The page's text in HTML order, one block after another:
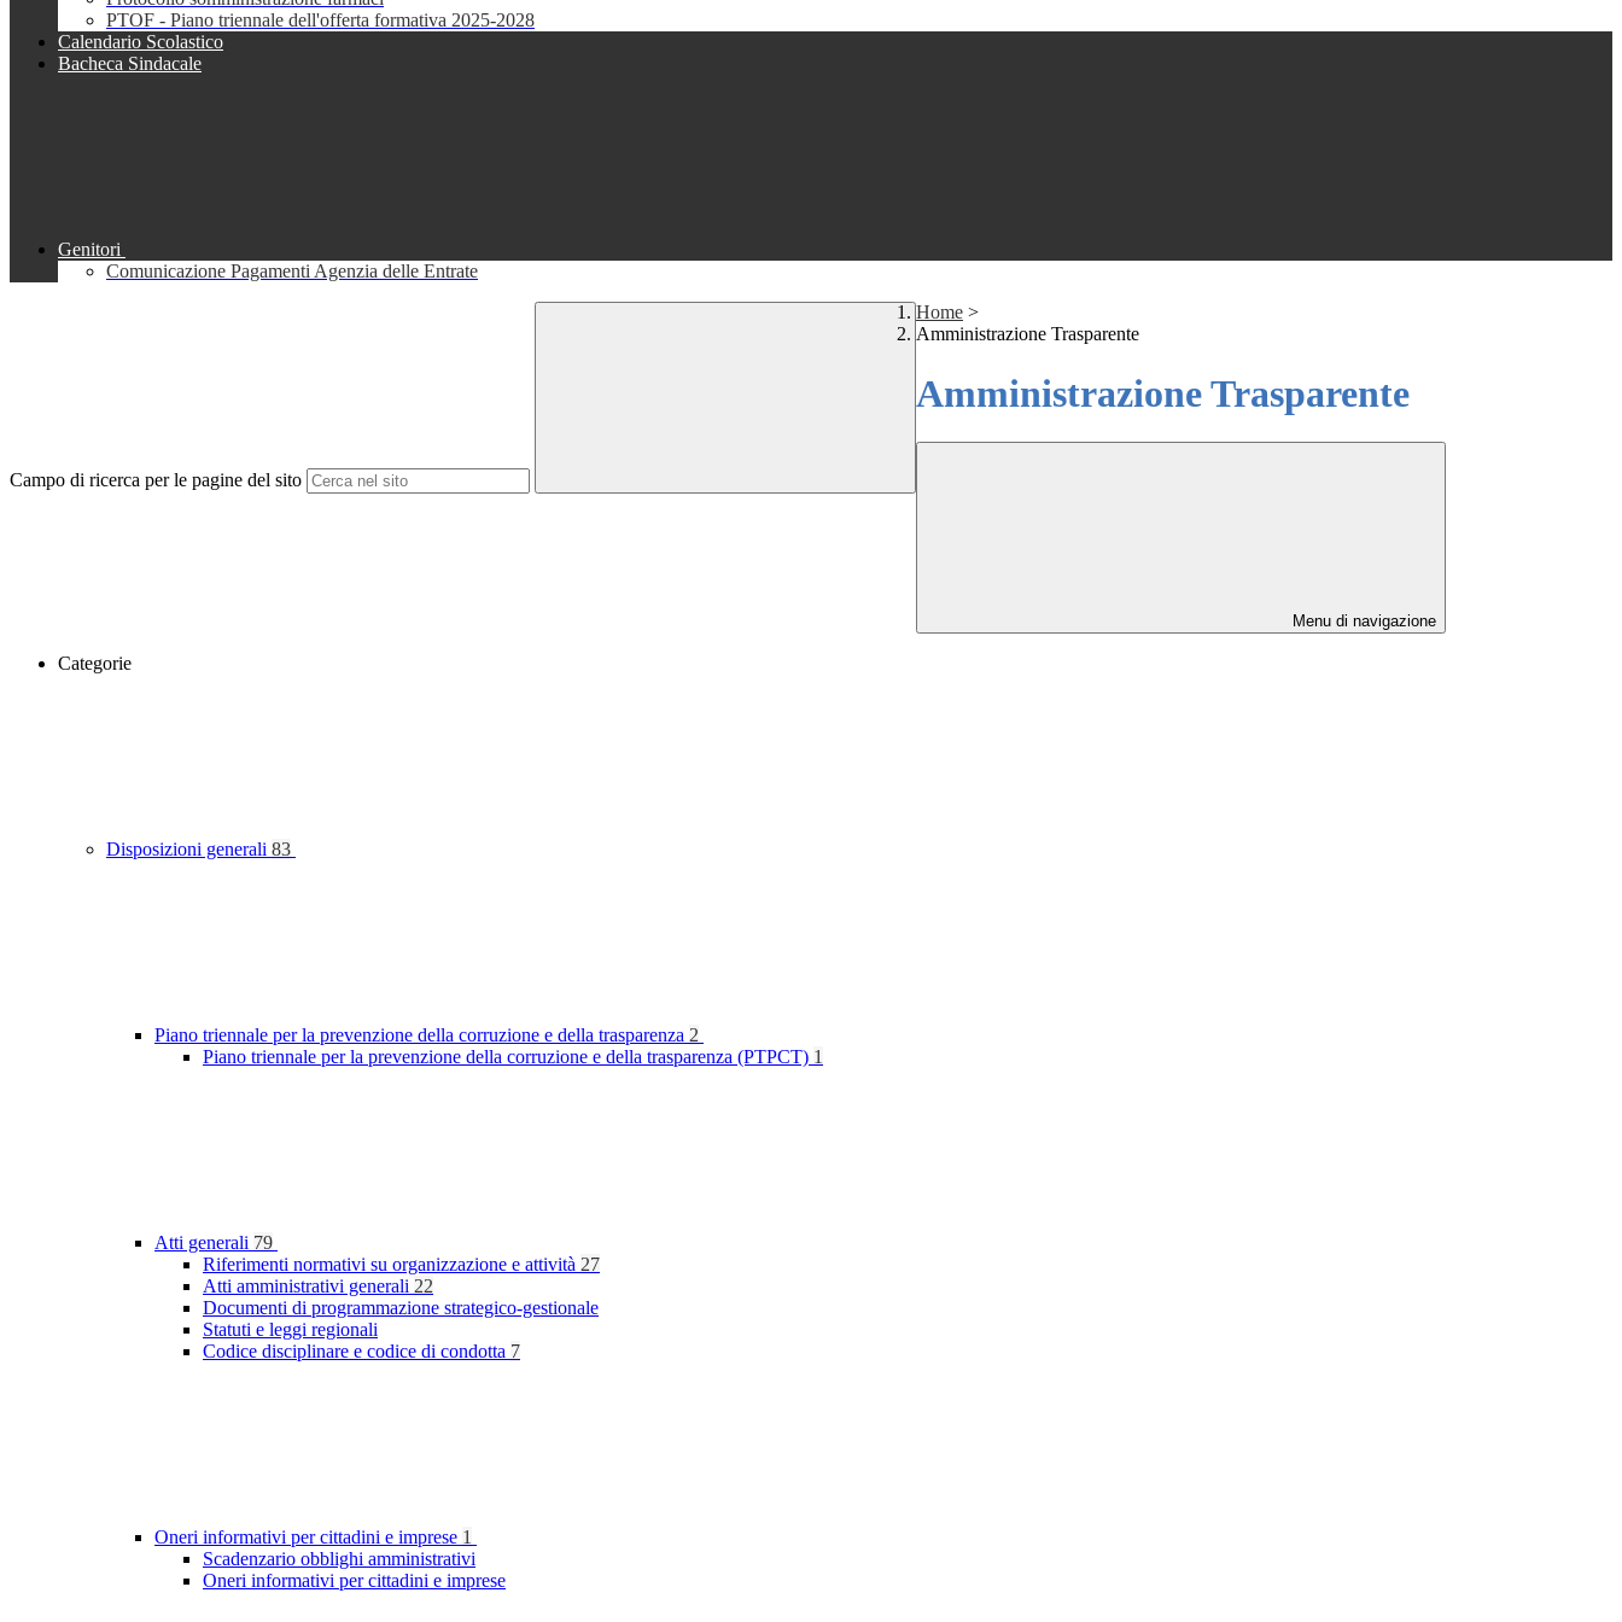
PTOF - Piano triennale dell'offerta formativa 2025-2028
Calendario Scolastico
Bacheca Sindacale
Genitori
Comunicazione Pagamenti Agenzia delle Entrate
Campo di ricerca per le pagine del sito
Home >
Amministrazione Trasparente
Amministrazione Trasparente
Menu di navigazione
Categorie
Disposizioni generali 83
Piano triennale per la prevenzione della corruzione e della trasparenza 2
Piano triennale per la prevenzione della corruzione e della trasparenza (PTPCT) 1
Atti generali 79
Riferimenti normativi su organizzazione e attività 27
Atti amministrativi generali 22
Documenti di programmazione strategico-gestionale
Statuti e leggi regionali
Codice disciplinare e codice di condotta 7
Oneri informativi per cittadini e imprese 1
Scadenzario obblighi amministrativi
Oneri informativi per cittadini e imprese